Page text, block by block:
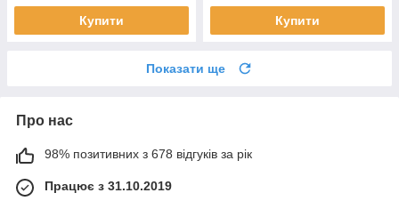
Купити Купити
Показати ще
Про нас
98% позитивних з 678 відгуків за рік
Працює з 31.10.2019